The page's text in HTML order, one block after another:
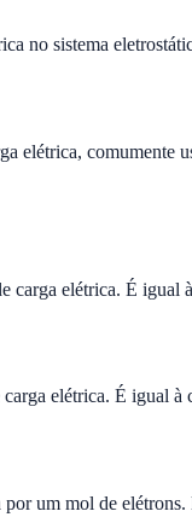
no sistema
elétrica, comumente
elétrica. É igual
elétrica. É igual
um mol de